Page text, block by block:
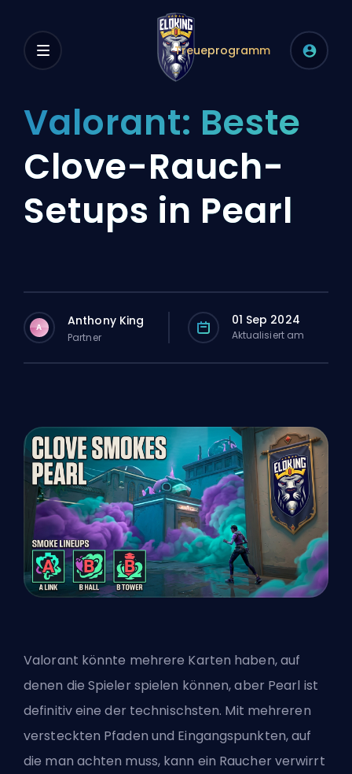
Treueprogramm
Valorant: Beste
Clove-Rauch-
Setups in Pearl
A Anthony King
Partner
01 Sep 2024
Aktualisiert am
Valorant könnte mehrere Karten haben, auf
denen die Spieler spielen können, aber Pearl ist
definitiv eine der technischsten. Mit mehreren
versteckten Pfaden und Eingangspunkten, auf
die man achten muss, kann ein Raucher verwirrt